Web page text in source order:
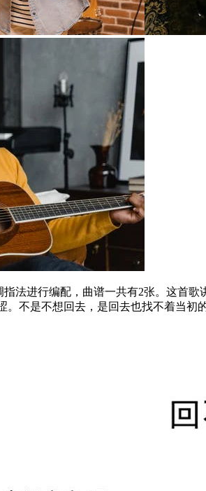
指法进行编配，曲谱一共有2张。这首
。不是不想回去，是回去也找不着当